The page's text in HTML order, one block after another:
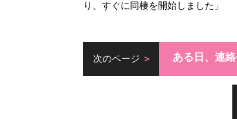
り、すぐに同棲を開始しました」
次のページ ある日、連